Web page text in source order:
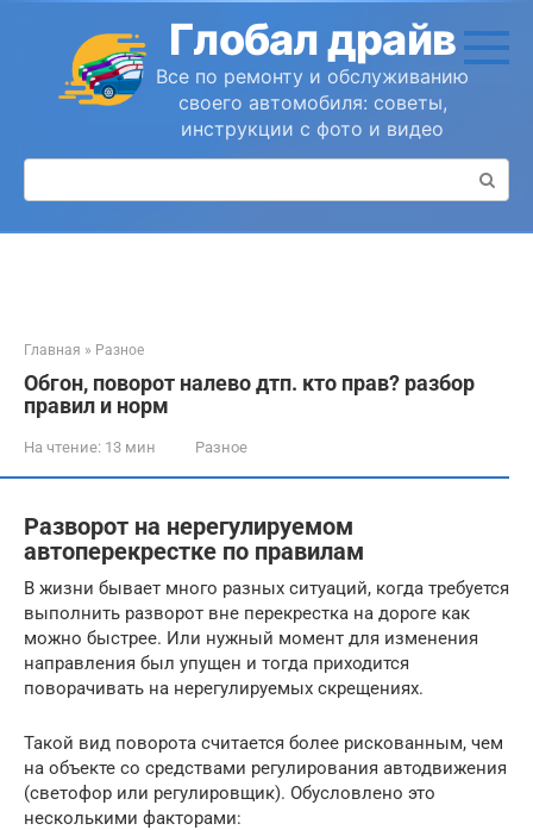
контенту
Глобал драйв
Все по ремонту и обслуживанию
своего автомобиля: советы,
инструкции с фото и видео
Поиск:
Главная » Разное
Обгон, поворот налево дтп. кто прав? разбор
правил и норм
На чтение: 13 мин Разное
Разворот на нерегулируемом
автоперекрестке по правилам
В жизни бывает много разных ситуаций, когда требуется
выполнить разворот вне перекрестка на дороге как
можно быстрее. Или нужный момент для изменения
направления был упущен и тогда приходится
поворачивать на нерегулируемых скрещениях.
Такой вид поворота считается более рискованным, чем
на объекте со средствами регулирования автодвижения
(светофор или регулировщик). Обусловлено это
несколькими факторами: